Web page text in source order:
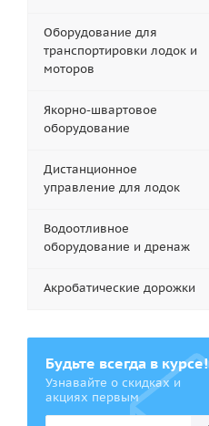
Оборудование для
транспортировки лодок и
моторов
Якорно-швартовое
оборудование
Дистанционное
управление для лодок
Водоотливное
оборудование и дренаж
Акробатические дорожки
Будьте всегда в курсе!
Узнавайте о скидках и
акциях первым